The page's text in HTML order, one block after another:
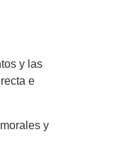
y las
e
y